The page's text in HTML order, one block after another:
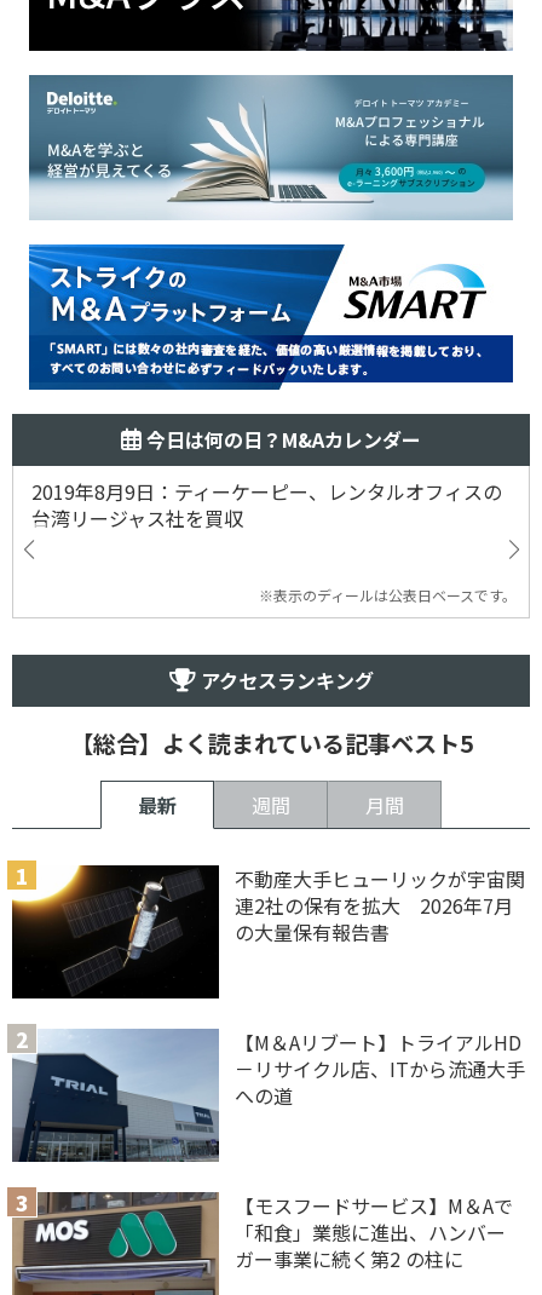
今日は何の日？M&Aカレンダー
2019年8月9日：ティーケーピー、レンタルオフィスの
台湾リージャス社を買収
※表示のディールは公表日ベースです。
アクセスランキング
【総合】よく読まれている記事ベスト5
最新 週間 月間
不動産大手ヒューリックが宇宙関
連2社の保有を拡大 2026年7月
の大量保有報告書
【M＆Aリブート】トライアルHD
－リサイクル店、ITから流通大手
への道
【モスフードサービス】M＆Aで
「和食」業態に進出、ハンバー
ガー事業に続く第2 の柱に